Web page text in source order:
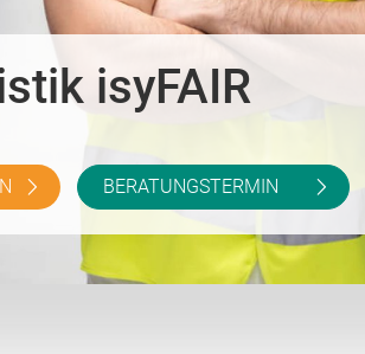
isyFAIR
BERATUNGSTERMIN